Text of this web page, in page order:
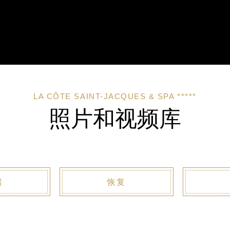
LA CÔTE SAINT-JACQUES & SPA *****
照片和视频库
恢复